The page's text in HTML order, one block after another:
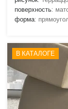
поверхность:
форма:
В КАТАЛОГЕ